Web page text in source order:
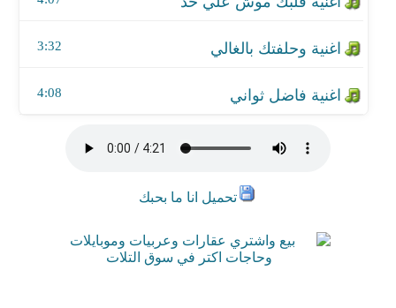
3:32
4:08
تحميل انا ما بحبك